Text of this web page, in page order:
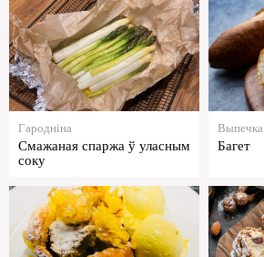
Гародніна
Смажаная спаржа ў уласным
соку
Выпечка
Багет